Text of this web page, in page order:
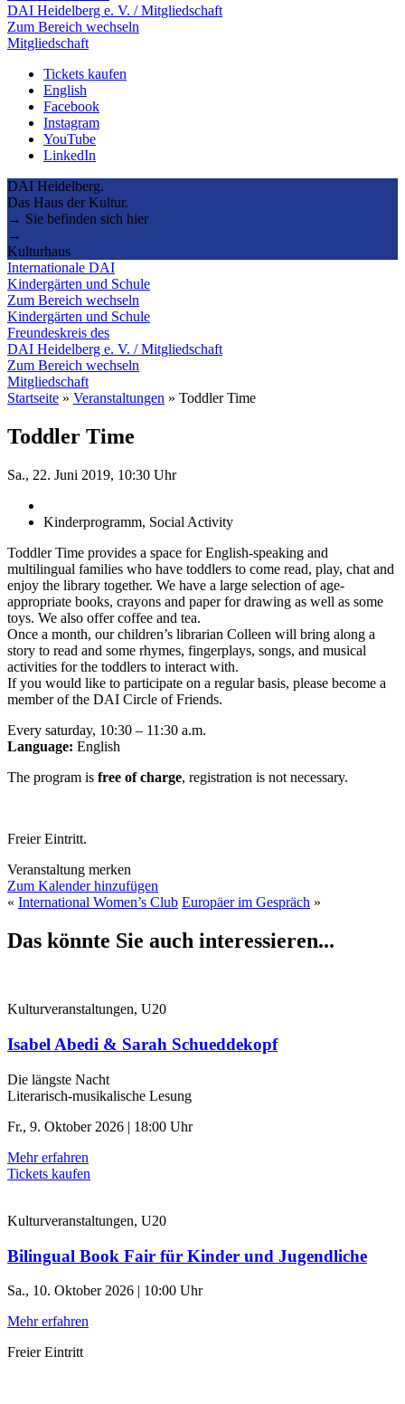
DAI Heidelberg e. V. / Mitgliedschaft
Zum Bereich wechseln
Mitgliedschaft
Tickets kaufen
English
Facebook
Instagram
YouTube
LinkedIn
DAI Heidelberg.
Das Haus der Kultur.
→ Sie befinden sich hier
→
Kulturhaus
Internationale DAI
Kindergärten und Schule
Zum Bereich wechseln
Kindergärten und Schule
Freundeskreis des
DAI Heidelberg e. V. / Mitgliedschaft
Zum Bereich wechseln
Mitgliedschaft
Startseite » Veranstaltungen » Toddler Time
Toddler Time
Sa., 22. Juni 2019, 10:30 Uhr
Kinderprogramm, Social Activity
Toddler Time provides a space for English-speaking and
multilingual families who have toddlers to come read, play, chat and
enjoy the library together. We have a large selection of age-
appropriate books, crayons and paper for drawing as well as some
toys. We also offer coffee and tea.
Once a month, our children’s librarian Colleen will bring along a
story to read and some rhymes, fingerplays, songs, and musical
activities for the toddlers to interact with.
If you would like to participate on a regular basis, please become a
member of the DAI Circle of Friends.
Every saturday, 10:30 – 11:30 a.m.
Language: English
The program is free of charge, registration is not necessary.
Freier Eintritt.
Veranstaltung merken
Zum Kalender hinzufügen
« International Women’s Club Europäer im Gespräch »
Das könnte Sie auch interessieren...
Kulturveranstaltungen, U20
Isabel Abedi & Sarah Schueddekopf
Die längste Nacht
Literarisch-musikalische Lesung
Fr., 9. Oktober 2026 | 18:00 Uhr
Mehr erfahren
Tickets kaufen
Kulturveranstaltungen, U20
Bilingual Book Fair für Kinder und Jugendliche
Sa., 10. Oktober 2026 | 10:00 Uhr
Mehr erfahren
Freier Eintritt